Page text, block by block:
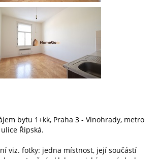
bytu 1+kk, Praha 3 - Vinohrady, metro
Řipská.
viz. fotky: jedna místnost, její součástí